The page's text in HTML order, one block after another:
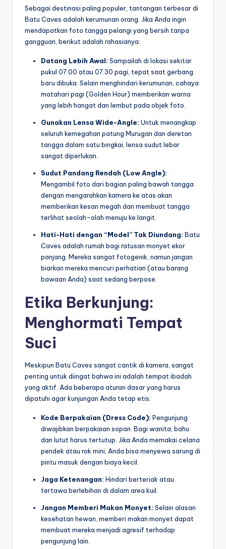
Sebagai destinasi paling populer, tantangan terbesar di
Batu Caves adalah kerumunan orang. Jika Anda ingin
mendapatkan foto tangga pelangi yang bersih tanpa
gangguan, berikut adalah rahasianya:
Datang Lebih Awal: Sampailah di lokasi sekitar
pukul 07.00 atau 07.30 pagi, tepat saat gerbang
baru dibuka. Selain menghindari kerumunan, cahaya
matahari pagi (Golden Hour) memberikan warna
yang lebih hangat dan lembut pada objek foto.
Gunakan Lensa Wide-Angle: Untuk menangkap
seluruh kemegahan patung Murugan dan deretan
tangga dalam satu bingkai, lensa sudut lebar
sangat diperlukan.
Sudut Pandang Rendah (Low Angle):
Mengambil foto dari bagian paling bawah tangga
dengan mengarahkan kamera ke atas akan
memberikan kesan megah dan membuat tangga
terlihat seolah-olah menuju ke langit.
Hati-Hati dengan “Model” Tak Diundang: Batu
Caves adalah rumah bagi ratusan monyet ekor
panjang. Mereka sangat fotogenik, namun jangan
biarkan mereka mencuri perhatian (atau barang
bawaan Anda) saat sedang berpose.
Etika Berkunjung:
Menghormati Tempat
Suci
Meskipun Batu Caves sangat cantik di kamera, sangat
penting untuk diingat bahwa ini adalah tempat ibadah
yang aktif. Ada beberapa aturan dasar yang harus
dipatuhi agar kunjungan Anda tetap etis:
Kode Berpakaian (Dress Code): Pengunjung
diwajibkan berpakaian sopan. Bagi wanita, bahu
dan lutut harus tertutup. Jika Anda memakai celana
pendek atau rok mini, Anda bisa menyewa sarung di
pintu masuk dengan biaya kecil.
Jaga Ketenangan: Hindari berteriak atau
tertawa berlebihan di dalam area kuil.
Jangan Memberi Makan Monyet: Selain alasan
kesehatan hewan, memberi makan monyet dapat
membuat mereka menjadi agresif terhadap
pengunjung lain.